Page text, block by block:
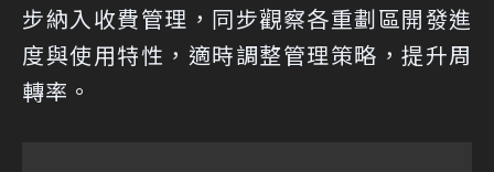
步納入收費管理，同步觀察各重劃區開發進
度與使用特性，適時調整管理策略，提升周
轉率。